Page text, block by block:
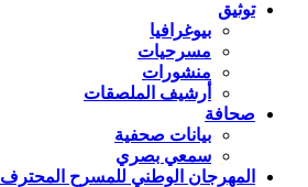
توثيق
بيوغرافيا
مسرحيات
منشورات
أرشيف الملصقات
صحافة
بيانات صحفية
سمعي بصري
المهرجان الوطني للمسرح المحترف